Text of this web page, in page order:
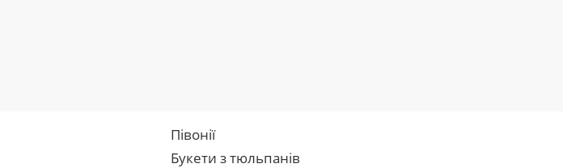
Півонії
Букети з тюльпанів